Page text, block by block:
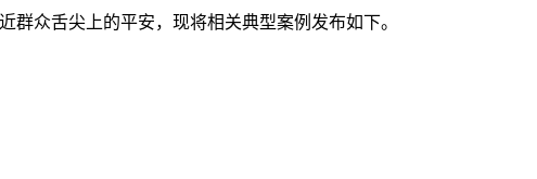
众舌尖上的平安，现将相关典型案例发布如下。